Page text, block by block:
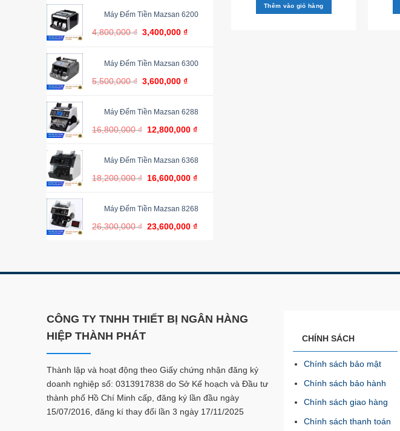
Máy Đếm Tiền Mazsan 6200
4,800,000₫ 3,400,000₫
Máy Đếm Tiền Mazsan 6300
5,500,000₫ 3,600,000₫
Máy Đếm Tiền Mazsan 6288
16,800,000₫ 12,800,000₫
Máy Đếm Tiền Mazsan 6368
18,200,000₫ 16,600,000₫
Máy Đếm Tiền Mazsan 8268
26,300,000₫ 23,600,000₫
Thêm vào giỏ hàng
CÔNG TY TNHH THIẾT BỊ NGÂN HÀNG
HIỆP THÀNH PHÁT
Thành lập và hoạt động theo Giấy chứng nhận đăng ký
doanh nghiệp số: 0313917838 do Sở Kế hoạch và Đầu tư
thành phố Hồ Chí Minh cấp, đăng ký lần đầu ngày
15/07/2016, đăng kí thay đổi lần 3 ngày 17/11/2025
CHÍNH SÁCH
Chính sách bảo mật
Chính sách bảo hành
Chính sách giao hàng
Chính sách thanh toán